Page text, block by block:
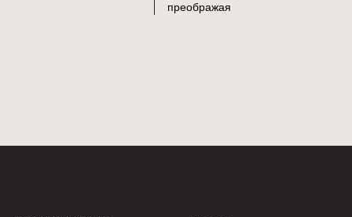
преображая